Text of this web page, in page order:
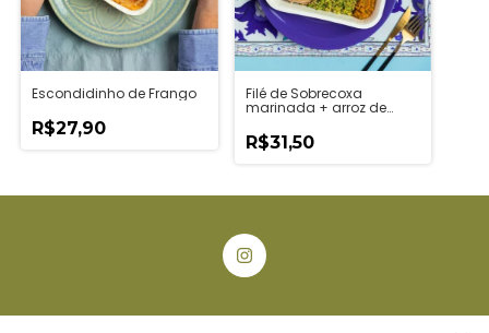
Escondidinho de Frango
R$27,90
Filé de Sobrecoxa
marinada + arroz de
de abóbora
R$31,50